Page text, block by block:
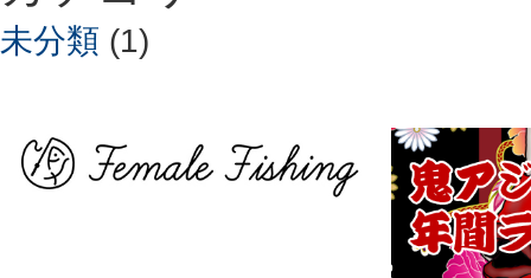
未分類 (1)